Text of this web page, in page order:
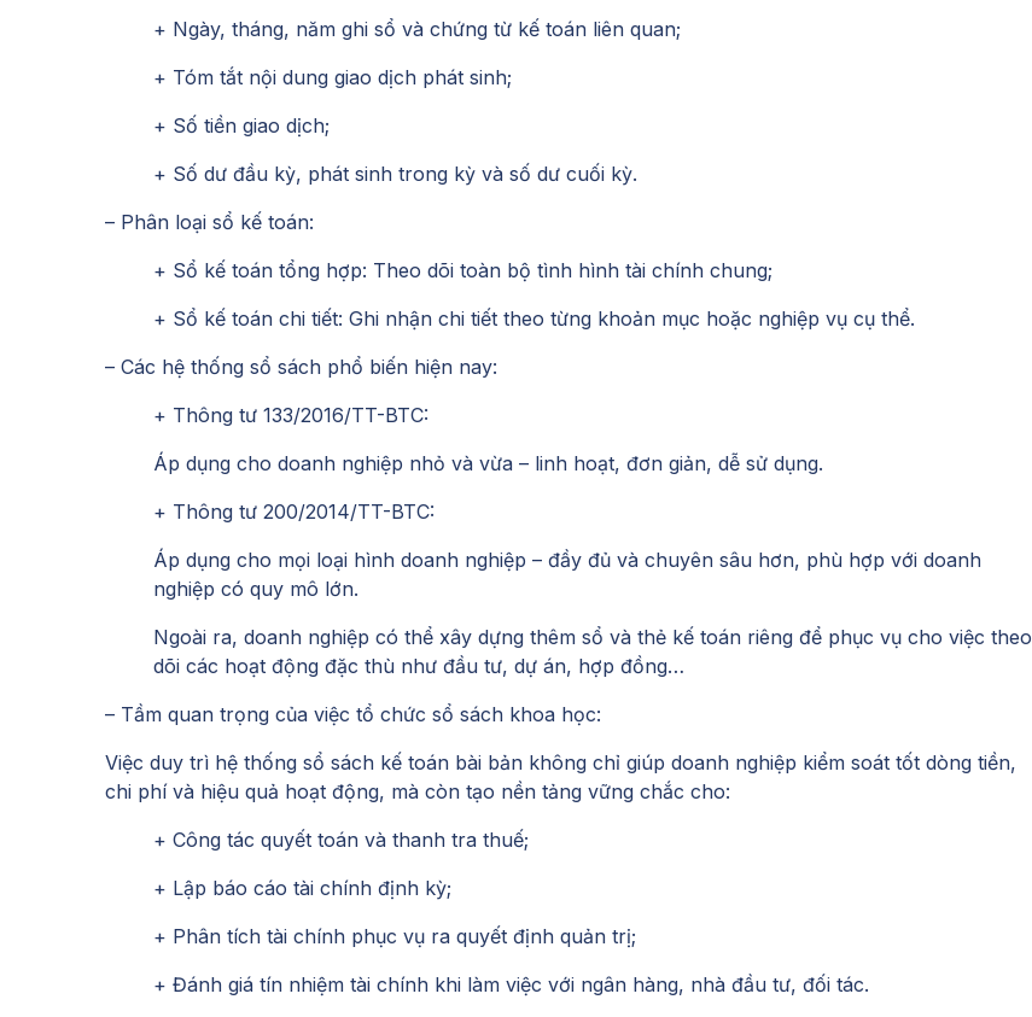
+ Ngày, tháng, năm ghi sổ và chứng từ kế toán liên quan;
+ Tóm tắt nội dung giao dịch phát sinh;
+ Số tiền giao dịch;
+ Số dư đầu kỳ, phát sinh trong kỳ và số dư cuối kỳ.
– Phân loại sổ kế toán:
+ Sổ kế toán tổng hợp: Theo dõi toàn bộ tình hình tài chính chung;
+ Sổ kế toán chi tiết: Ghi nhận chi tiết theo từng khoản mục hoặc nghiệp vụ cụ thể.
– Các hệ thống sổ sách phổ biến hiện nay:
+ Thông tư 133/2016/TT-BTC:
Áp dụng cho doanh nghiệp nhỏ và vừa – linh hoạt, đơn giản, dễ sử dụng.
+ Thông tư 200/2014/TT-BTC:
Áp dụng cho mọi loại hình doanh nghiệp – đầy đủ và chuyên sâu hơn, phù hợp với doanh
nghiệp có quy mô lớn.
Ngoài ra, doanh nghiệp có thể xây dựng thêm sổ và thẻ kế toán riêng để phục vụ cho việc theo
dõi các hoạt động đặc thù như đầu tư, dự án, hợp đồng…
– Tầm quan trọng của việc tổ chức sổ sách khoa học:
Việc duy trì hệ thống sổ sách kế toán bài bản không chỉ giúp doanh nghiệp kiểm soát tốt dòng tiền,
chi phí và hiệu quả hoạt động, mà còn tạo nền tảng vững chắc cho:
+ Công tác quyết toán và thanh tra thuế;
+ Lập báo cáo tài chính định kỳ;
+ Phân tích tài chính phục vụ ra quyết định quản trị;
+ Đánh giá tín nhiệm tài chính khi làm việc với ngân hàng, nhà đầu tư, đối tác.